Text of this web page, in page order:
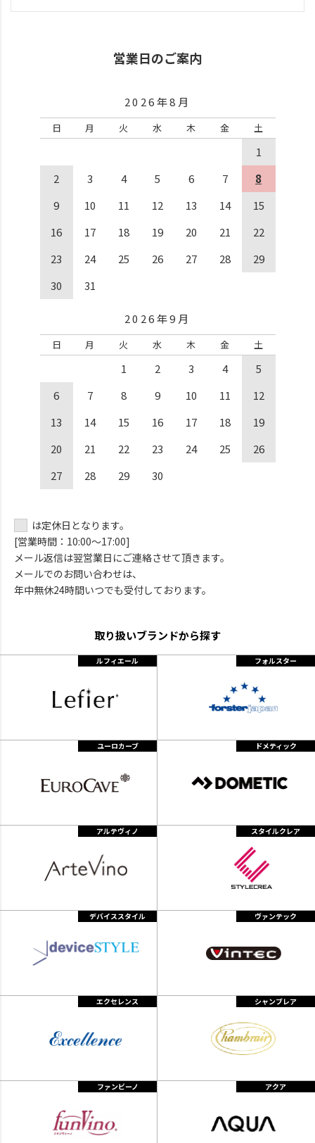
営業日のご案内
2026年8月
日 月 火 水 木 金 土
1
2
3 4 5 6 7
8
9
10 11 12 13 14
15
16
17 18 19 20 21
22
23
24 25 26 27 28
29
30
31
2026年9月
日 月 火 水 木 金 土
1 2 3 4
5
6
7 8 9 10 11
12
13
14 15 16 17 18
19
20
21 22 23 24 25
26
27
28 29 30
は定休日となります。
[営業時間：10:00～17:00]
メール返信は翌営業日にご連絡させて頂きます。
メールでのお問い合わせは、
年中無休24時間いつでも受付しております。
取り扱いブランドから探す
ルフィエール フォルスター
ユーロカーブ ドメティック
アルテヴィノ スタイルクレア
デバイススタイル ヴァンテック
エクセレンス シャンブレア
ファンビーノ アクア